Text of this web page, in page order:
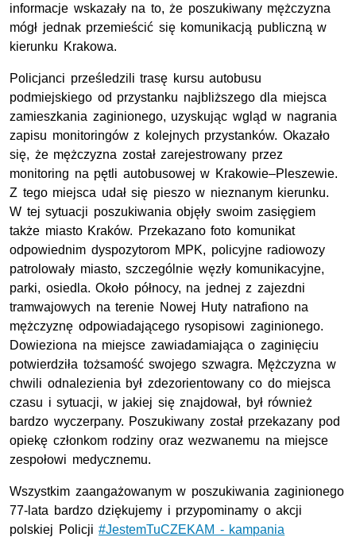
informacje wskazały na to, że poszukiwany mężczyzna
mógł jednak przemieścić się komunikacją publiczną w
kierunku Krakowa.
Policjanci prześledzili trasę kursu autobusu
podmiejskiego od przystanku najbliższego dla miejsca
zamieszkania zaginionego, uzyskując wgląd w nagrania
zapisu monitoringów z kolejnych przystanków. Okazało
się, że mężczyzna został zarejestrowany przez
monitoring na pętli autobusowej w Krakowie–Pleszewie.
Z tego miejsca udał się pieszo w nieznanym kierunku.
W tej sytuacji poszukiwania objęły swoim zasięgiem
także miasto Kraków. Przekazano foto komunikat
odpowiednim dyspozytorom MPK, policyjne radiowozy
patrolowały miasto, szczególnie węzły komunikacyjne,
parki, osiedla. Około północy, na jednej z zajezdni
tramwajowych na terenie Nowej Huty natrafiono na
mężczyznę odpowiadającego rysopisowi zaginionego.
Dowieziona na miejsce zawiadamiająca o zaginięciu
potwierdziła tożsamość swojego szwagra. Mężczyzna w
chwili odnalezienia był zdezorientowany co do miejsca
czasu i sytuacji, w jakiej się znajdował, był również
bardzo wyczerpany. Poszukiwany został przekazany pod
opiekę członkom rodziny oraz wezwanemu na miejsce
zespołowi medycznemu.
Wszystkim zaangażowanym w poszukiwania zaginionego
77-lata bardzo dziękujemy i przypominamy o akcji
polskiej Policji#JestemTuCZEKAM - kampania